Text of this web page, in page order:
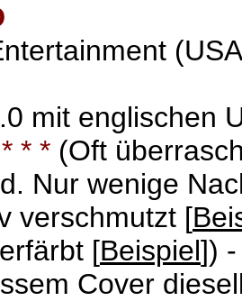
mit englischen
* * * (Oft
Nur wenige
verschmutzt [
[Beispiel])
Cover